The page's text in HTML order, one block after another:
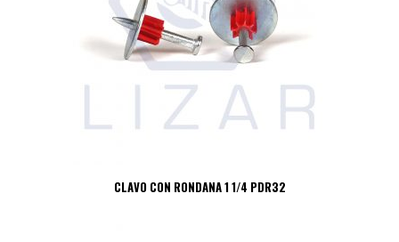
CLAVO CON RONDANA 1 1/4 PDR32